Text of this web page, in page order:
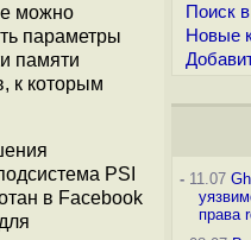
можно
параметры
памяти
к которым
PSI
в Facebook
Поиск
Новые
-11.07
права